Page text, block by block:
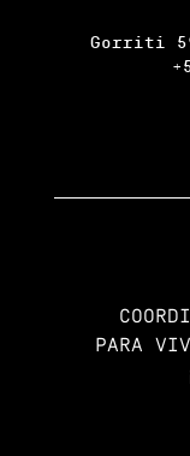
Gorriti
PARA